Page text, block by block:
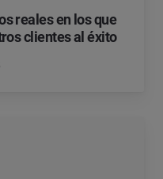
reales en los que
clientes al éxito